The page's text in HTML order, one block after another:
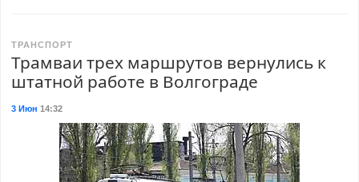
ТРАНСПОРТ
Трамваи трех маршрутов вернулись к
штатной работе в Волгограде
3 Июн 14:32